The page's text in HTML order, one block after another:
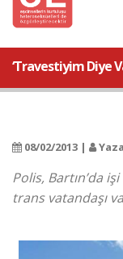
‘Travestiyim Diye
08/02/2013 |
Polis, Bartın’da
trans vatandaşı